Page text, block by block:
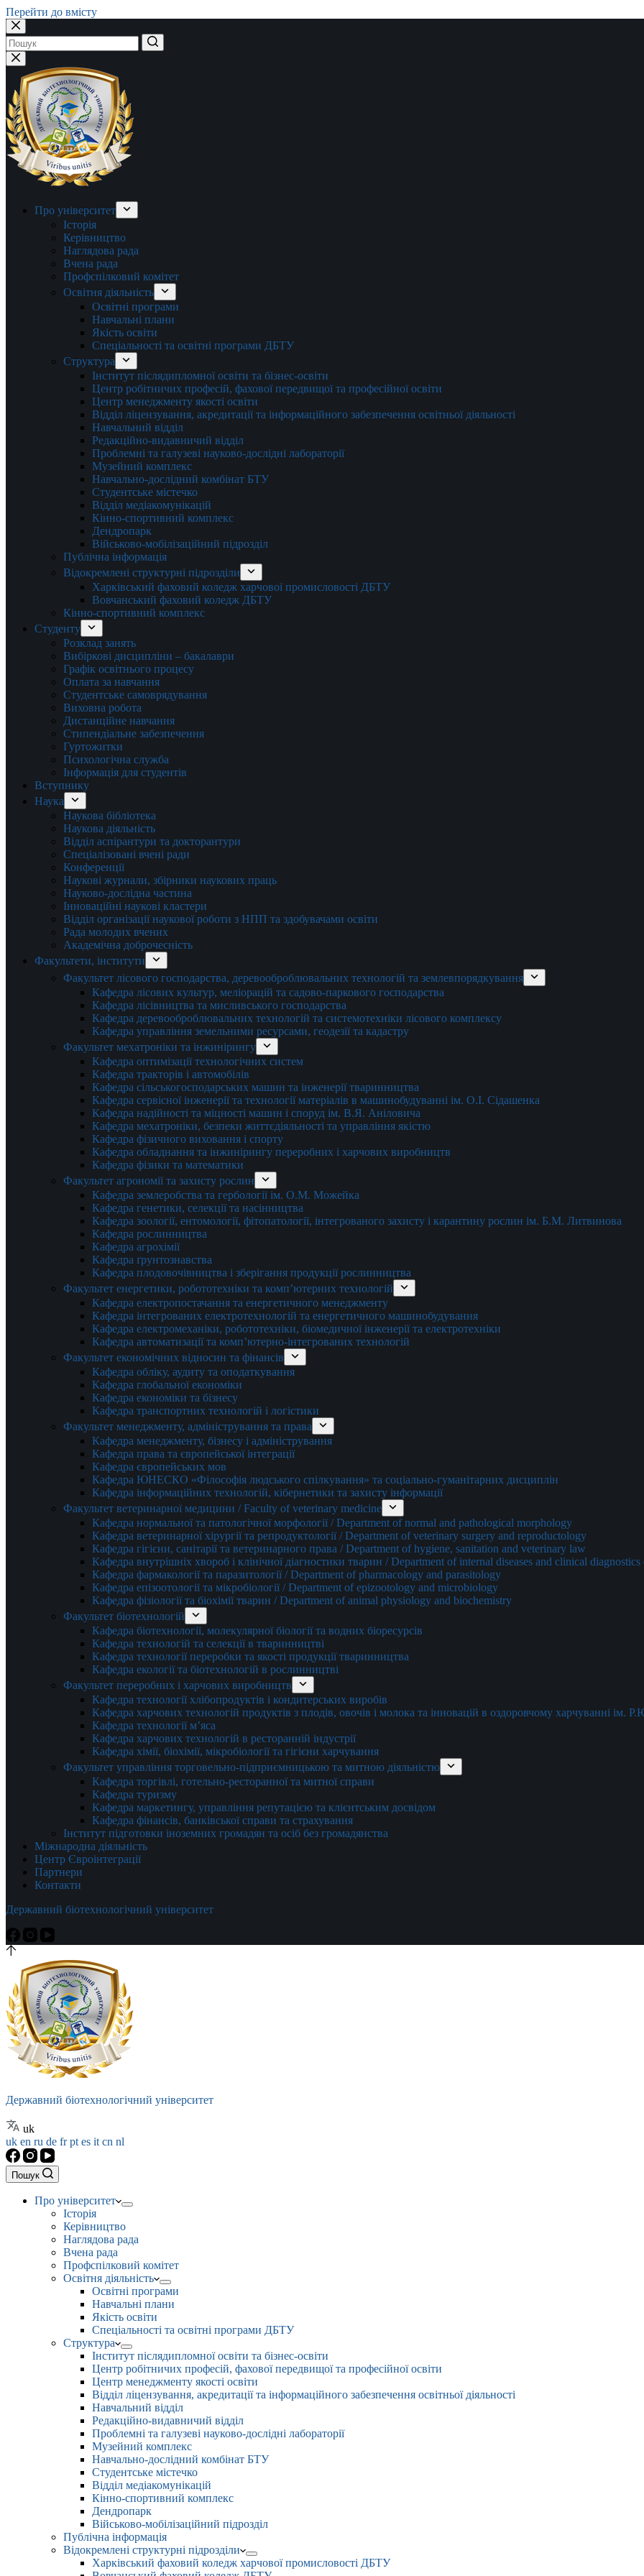
Перейти до вмісту
Немає
результатів
Про університет
Історія
Керівництво
Наглядова рада
Вчена рада
Профспілковий комітет
Освітня діяльність
Освітні програми
Навчальні плани
Якість освіти
Спеціальності та освітні програми ДБТУ
Структура
Інститут післядипломної освіти та бізнес-освіти
Центр робітничих професій, фахової передвищої та професійної освіти
Центр менеджменту якості освіти
Відділ ліцензування, акредитації та інформаційного забезпечення освітньої діяльності
Навчальний відділ
Редакційно-видавничий відділ
Проблемні та галузеві науково-дослідні лабораторії
Музейний комплекс
Навчально-дослідний комбінат БТУ
Студентське містечко
Відділ медіакомунікацій
Кінно-спортивний комплекс
Дендропарк
Військово-мобілізаційний підрозділ
Публічна інформація
Відокремлені структурні підрозділи
Харківський фаховий коледж харчової промисловості ДБТУ
Вовчанський фаховий коледж ДБТУ
Кінно-спортивний комплекс
Студенту
Розклад занять
Вибіркові дисципліни – бакалаври
Графік освітнього процесу
Оплата за навчання
Студентське самоврядування
Виховна робота
Дистанційне навчання
Стипендіальне забезпечення
Гуртожитки
Психологічна служба
Інформація для студентів
Вступнику
Наука
Наукова бібліотека
Наукова діяльність
Відділ аспірантури та докторантури
Спеціалізовані вчені ради
Конференції
Наукові журнали, збірники наукових праць
Науково-дослідна частина
Інноваційні наукові кластери
Відділ організації наукової роботи з НПП та здобувачами освіти
Рада молодих вчених
Академічна доброчесність
Факультети, інститути
Факультет лісового господарства, деревооброблювальних технологій та землевпорядкування
Кафедра лісових культур, меліорацій та садово-паркового господарства
Кафедра лісівництва та мисливського господарства
Кафедра деревооброблювальних технологій та системотехніки лісового комплексу
Кафедра управління земельними ресурсами, геодезії та кадастру
Факультет мехатроніки та інжинірингу
Кафедра оптимізації технологічних систем
Кафедра тракторів і автомобілів
Кафедра сільськогосподарських машин та інженерії тваринництва
Кафедра cервісної інженерії та технології матеріалів в машинобудуванні ім. О.І. Сідашенка
Кафедра надійності та міцності машин і споруд ім. В.Я. Аніловича
Кафедра мехатроніки, безпеки життєдіяльності та управління якістю
Кафедра фізичного виховання і спорту
Кафедра обладнання та інжинірингу переробних і харчових виробництв
Кафедра фізики та математики
Факультет агрономії та захисту рослин
Кафедра землеробства та гербології ім. О.М. Можейка
Кафедра генетики, селекції та насінництва
Кафедра зоології, ентомології, фітопатології, інтегрованого захисту і карантину рослин ім. Б.М. Литвинова
Кафедра рослинництва
Кафедра агрохімії
Кафедра ґрунтознавства
Кафедра плодовочівництва і зберігання продукції рослинництва
Факультет енергетики, робототехніки та комп’ютерних технологій
Кафедра електропостачання та енергетичного менеджменту
Кафедра інтегрованих електротехнологій та енергетичного машинобудування
Кафедра електромеханіки, робототехніки, біомедичної інженерії та електротехніки
Кафедра автоматизації та комп’ютерно-інтегрованих технологій
Факультет економічних відносин та фінансів
Кафедра обліку, аудиту та оподаткування
Кафедра глобальної економіки
Кафедра економіки та бізнесу
Кафедра транспортних технологій і логістики
Факультет менеджменту, адміністрування та права
Кафедра менеджменту, бізнесу і адміністрування
Кафедра права та європейської інтеграції
Кафедра європейських мов
Кафедра ЮНЕСКО «Філософія людського спілкування» та соціально-гуманітарних дисциплін
Кафедра інформаційних технологій, кібернетики та захисту інформації
Факультет ветеринарної медицини / Faculty of veterinary medicine
Кафедра нормальної та патологічної морфології / Department of normal and pathological morphology
Кафедра ветеринарної хірургії та репродуктології / Department of veterinary surgery and reproductology
Кафедра гігієни, санітарії та ветеринарного права / Department of hygiene, sanitation and veterinary law
Кафедра внутрішніх хвороб і клінічної діагностики тварин / Department of internal diseases and clinical
Кафедра фармакології та паразитології / Department of pharmacology and parasitology
Кафедра епізоотології та мікробіології / Department of epizootology and microbiology
Кафедра фізіології та біохімії тварин / Department of animal physiology and biochemistry
Факультет біотехнологій
Кафедра біотехнології, молекулярної біології та водних біоресурсів
Кафедра технологій та селекції в тваринництві
Кафедра технології переробки та якості продукції тваринництва
Кафедра екології та біотехнологій в рослинництві
Факультет переробних і харчових виробництв
Кафедра технології хлібопродуктів і кондитерських виробів
Кафедра харчових технологій продуктів з плодів, овочів і молока та інновацій в оздоровчому харчуванні ім.
Кафедра технології м’яса
Кафедра харчових технологій в ресторанній індустрії
Кафедра хімії, біохімії, мікробіології та гігієни харчування
Факультет управління торговельно-підприємницькою та митною діяльністю
Кафедра торгівлі, готельно-ресторанної та митної справи
Кафедра туризму
Кафедра маркетингу, управління репутацією та клієнтським досвідом
Кафедра фінансів, банківської справи та страхування
Інститут підготовки іноземних громадян та осіб без громадянства
Міжнародна діяльність
Центр Євроінтеграції
Партнери
Контакти
Державний біотехнологічний університет
Державний біотехнологічний університет
uk
uk en ru de frpt es it cn nl
Пошук
Про університет
Історія
Керівництво
Наглядова рада
Вчена рада
Профспілковий комітет
Освітня діяльність
Освітні програми
Навчальні плани
Якість освіти
Спеціальності та освітні програми ДБТУ
Структура
Інститут післядипломної освіти та бізнес-освіти
Центр робітничих професій, фахової передвищої та професійної освіти
Центр менеджменту якості освіти
Відділ ліцензування, акредитації та інформаційного забезпечення освітньої діяльності
Навчальний відділ
Редакційно-видавничий відділ
Проблемні та галузеві науково-дослідні лабораторії
Музейний комплекс
Навчально-дослідний комбінат БТУ
Студентське містечко
Відділ медіакомунікацій
Кінно-спортивний комплекс
Дендропарк
Військово-мобілізаційний підрозділ
Публічна інформація
Відокремлені структурні підрозділи
Харківський фаховий коледж харчової промисловості ДБТУ